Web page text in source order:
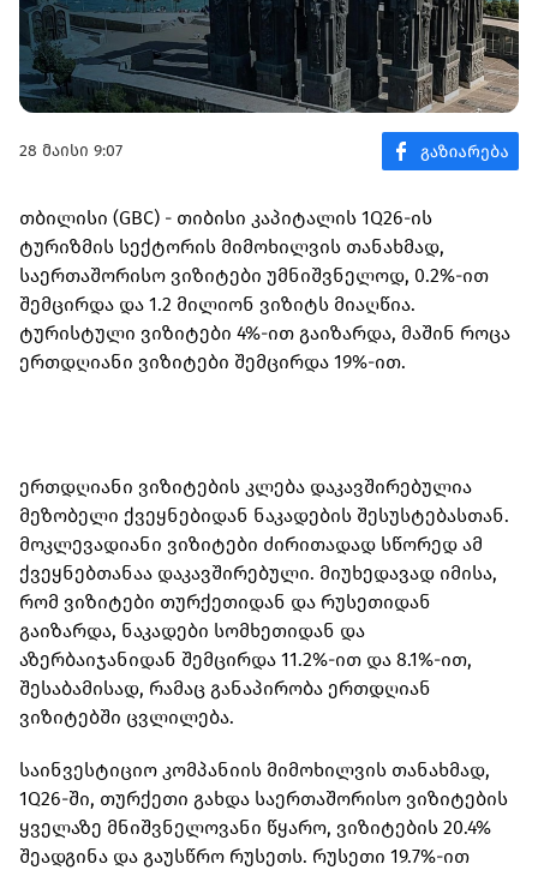
28 მაისი 9:07
თბილისი (GBC) - თიბისი კაპიტალის 1Q26-ის
ტურიზმის სექტორის მიმოხილვის თანახმად,
საერთაშორისო ვიზიტები უმნიშვნელოდ, 0.2%-ით
შემცირდა და 1.2 მილიონ ვიზიტს მიაღწია.
ტურისტული ვიზიტები 4%-ით გაიზარდა, მაშინ როცა
ერთდღიანი ვიზიტები შემცირდა 19%-ით.
ერთდღიანი ვიზიტების კლება დაკავშირებულია
მეზობელი ქვეყნებიდან ნაკადების შესუსტებასთან.
მოკლევადიანი ვიზიტები ძირითადად სწორედ ამ
ქვეყნებთანაა დაკავშირებული. მიუხედავად იმისა,
რომ ვიზიტები თურქეთიდან და რუსეთიდან
გაიზარდა, ნაკადები სომხეთიდან და
აზერბაიჯანიდან შემცირდა 11.2%-ით და 8.1%-ით,
შესაბამისად, რამაც განაპირობა ერთდღიან
ვიზიტებში ცვლილება.
საინვესტიციო კომპანიის მიმოხილვის თანახმად,
1Q26-ში, თურქეთი გახდა საერთაშორისო ვიზიტების
ყველაზე მნიშვნელოვანი წყარო, ვიზიტების 20.4%
შეადგინა და გაუსწრო რუსეთს. რუსეთი 19.7%-ით